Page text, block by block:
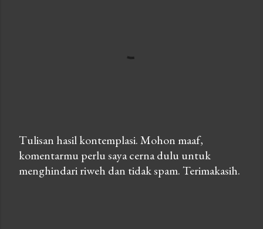
P
o
Tulisan hasil kontemplasi. Mohon maaf,
komentarmu perlu saya cerna dulu untuk
menghindari riweh dan tidak spam. Terimakasih.